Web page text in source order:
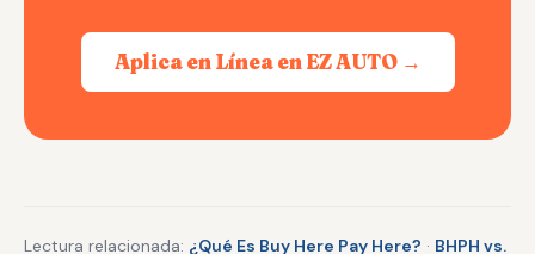
Aplica en Línea en EZ AUTO →
Lectura relacionada: ¿Qué Es Buy Here Pay Here? · BHPH vs.